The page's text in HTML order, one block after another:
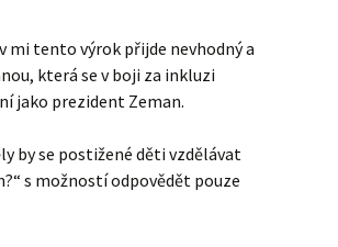
mi tento výrok přijde nevhodný a
která se v boji za inkluzi
jako prezident Zeman.
by se postižené děti vzdělávat
s možností odpovědět pouze